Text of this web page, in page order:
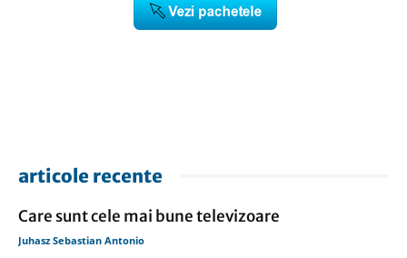
articole recente
Care sunt cele mai bune televizoare
Juhasz Sebastian Antonio